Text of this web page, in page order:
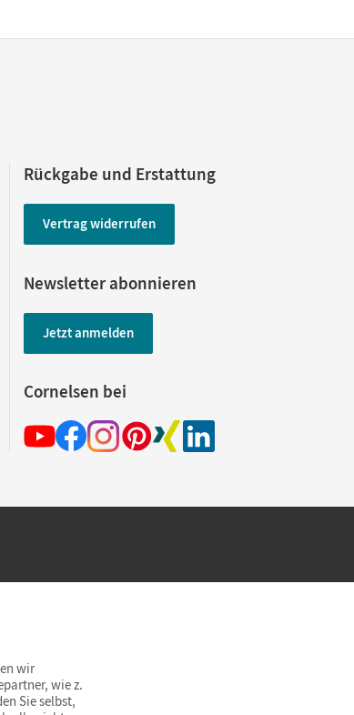
Rückgabe und Erstattung
Vertrag widerrufen
Newsletter abonnieren
Jetzt anmelden
Cornelsen bei
innerhalb Deutschlands
wir
wie z.
Sie selbst,